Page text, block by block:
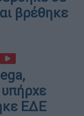
βρέθηκε
ΕΔΕ